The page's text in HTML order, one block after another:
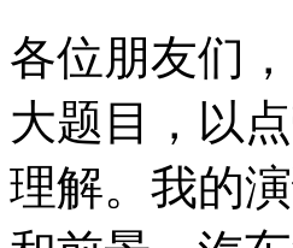
各位朋友们
大题目，以
理解。我的